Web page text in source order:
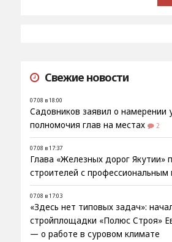
Свежие новости
07.08 в 18:00
Садовников заявил о намерении
полномочия глав на местах
2
07.08 в 17:37
Глава «Железных дорог Якутии»
строителей с профессиональным
07.08 в 17:03
«Здесь нет типовых задач»:
стройплощадки «Полюс Строя»
— о работе в суровом климате